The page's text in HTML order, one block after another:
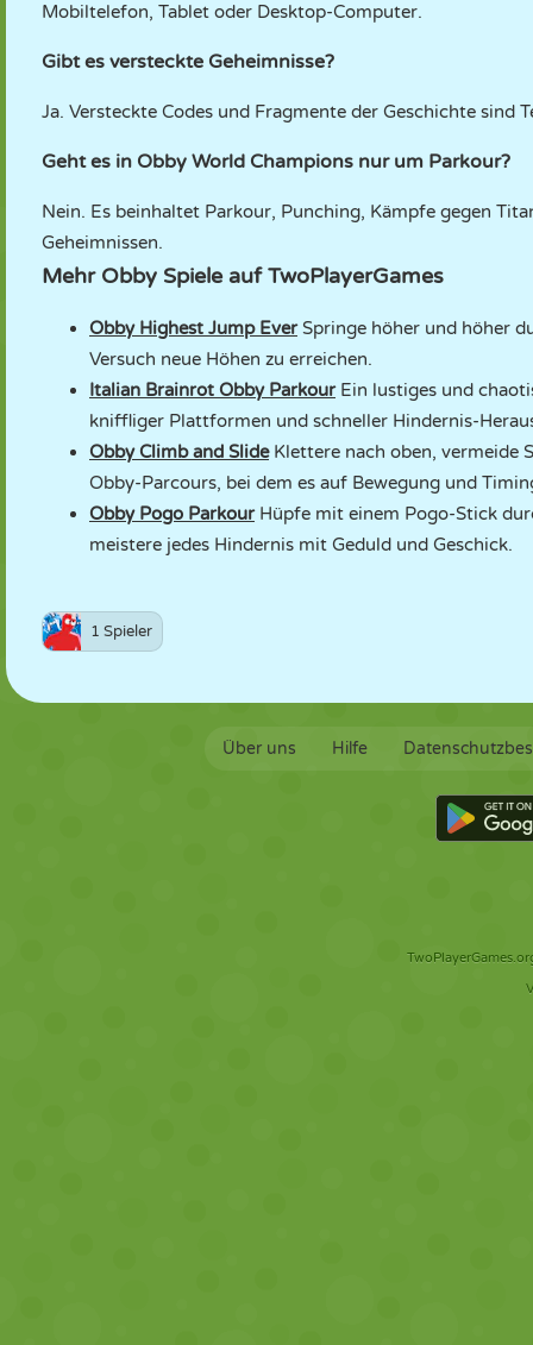
Mobiltelefon, Tablet oder Desktop-Computer.
Gibt es versteckte Geheimnisse?
Ja. Versteckte Codes und Fragmente der Geschichte sind
Geht es in Obby World Champions nur um Parkour?
Nein. Es beinhaltet Parkour, Punching, Kämpfe gegen
Geheimnissen.
Mehr Obby Spiele auf TwoPlayerGames
Obby Highest Jump EverSpringe höher und höher
Versuch neue Höhen zu erreichen.
Italian Brainrot Obby ParkourEin lustiges und
kniffliger Plattformen und schneller Hindernis-
Obby Climb and SlideKlettere nach oben, vermeide
Obby-Parcours, bei dem es auf Bewegung und
Obby Pogo ParkourHüpfe mit einem Pogo-Stick
meistere jedes Hindernis mit Geduld und Geschick.
1 Spieler
Über uns Hilfe